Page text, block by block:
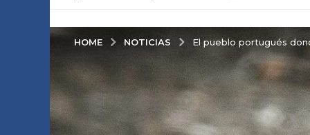
HOME NOTICIAS El pueblo portugués